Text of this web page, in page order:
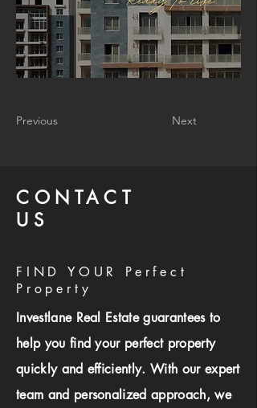
Previous Next
CONTACT
US
FIND YOUR Perfect
Property
Investlane Real Estate guarantees to
help you find your perfect property
quickly and efficiently. With our expert
team and personalized approach, we